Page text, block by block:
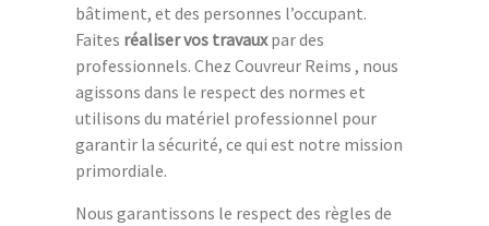
bâtiment, et des personnes l’occupant.
Faites réaliser vos travauxpar des
professionnels. Chez Couvreur Reims , nous
agissons dans le respect des normes et
utilisons du matériel professionnel pour
garantir la sécurité, ce qui est notre mission
primordiale.
Nous garantissons le respect des règles de